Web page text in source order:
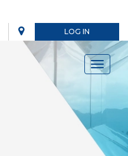
LOG IN
Toggle